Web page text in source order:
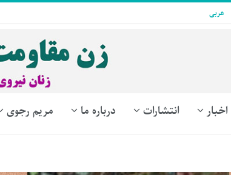
عربى
اخبار انتشارات درباره ما مریم رجوی